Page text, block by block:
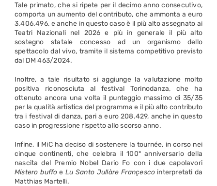
Tale primato, che si ripete per il decimo anno consecutivo,
comporta un aumento del contributo, che ammonta a euro
3.406.496, e anche in questo caso è il più alto assegnato ai
Teatri Nazionali nel 2026 e più in generale il più alto
sostegno statale concesso ad un organismo dello
spettacolo dal vivo, tramite il sistema competitivo previsto
dal DM 463/2024.
Inoltre, a tale risultato si aggiunge la valutazione molto
positiva riconosciuta al festival Torinodanza, che ha
ottenuto ancora una volta il punteggio massimo di 35/35
per la qualità artistica del programma e il più alto contributo
tra i festival di danza, pari a euro 208.429, anche in questo
caso in progressione rispetto allo scorso anno.
Infine, il MiC ha deciso di sostenere la tournée, in corso nei
cinque continenti, che celebra il 100° anniversario della
nascita del Premio Nobel Dario Fo con i due capolavori
Mistero buffo e Lu Santo Jullàre Françesco interpretati da
Matthias Martelli.